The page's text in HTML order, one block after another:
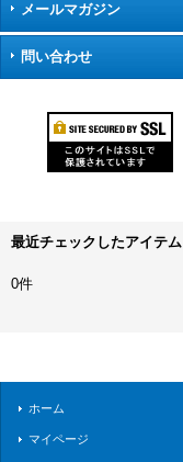
メールマガジン
問い合わせ
最近チェックしたアイテム
0件
ホーム
マイページ